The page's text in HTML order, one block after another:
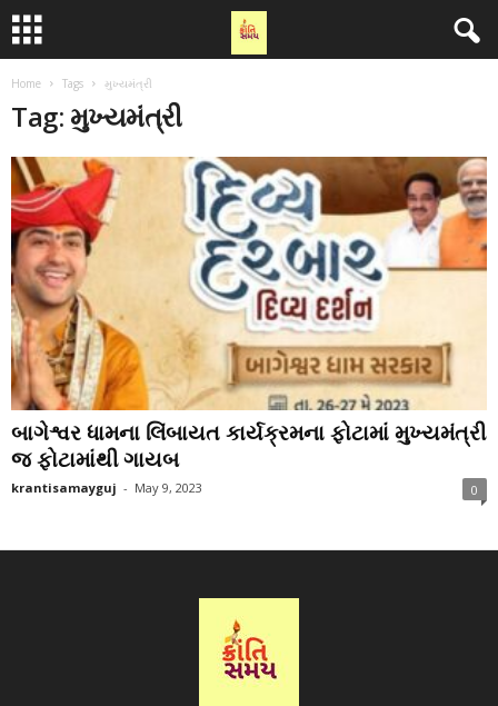
Home Tags મુખ્યમંત્રી
Tag: મુખ્યમંત્રી
બાગેશ્વર ધામના લિંબાયત કાર્યક્રમના ફોટામાં મુખ્યમંત્રી
જ ફોટામાંથી ગાયબ
krantisamayguj - May 9, 2023 0